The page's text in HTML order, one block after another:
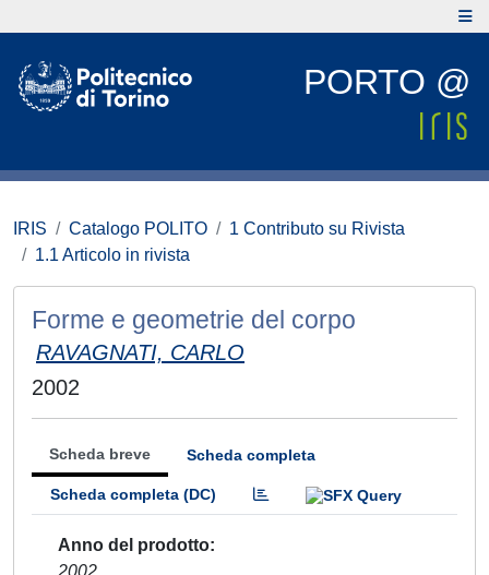
PORTO @
IRIS Catalogo POLITO
1 Contributo su Rivista
1.1 Articolo in rivista
Forme e geometrie del corpo
RAVAGNATI, CARLO
2002
Scheda breve Scheda completa
Scheda completa (DC)
Anno del prodotto
2002